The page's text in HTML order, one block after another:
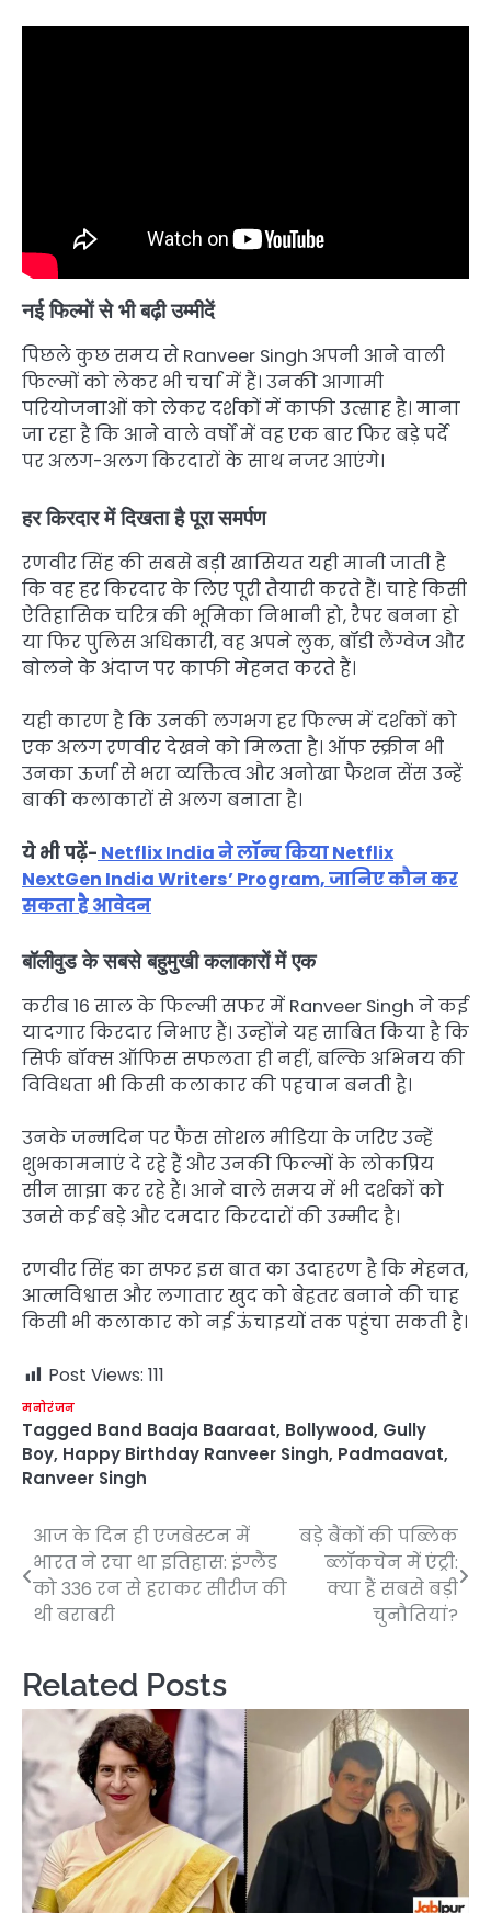
नई फिल्मों से भी बढ़ी उम्मीदें
पिछले कुछ समय से Ranveer Singh अपनी आने वाली
फिल्मों को लेकर भी चर्चा में हैं। उनकी आगामी
परियोजनाओं को लेकर दर्शकों में काफी उत्साह है। माना
जा रहा है कि आने वाले वर्षों में वह एक बार फिर बड़े पर्दे
पर अलग-अलग किरदारों के साथ नजर आएंगे।
हर किरदार में दिखता है पूरा समर्पण
रणवीर सिंह की सबसे बड़ी खासियत यही मानी जाती है
कि वह हर किरदार के लिए पूरी तैयारी करते हैं। चाहे किसी
ऐतिहासिक चरित्र की भूमिका निभानी हो, रैपर बनना हो
या फिर पुलिस अधिकारी, वह अपने लुक, बॉडी लैंग्वेज और
बोलने के अंदाज पर काफी मेहनत करते हैं।
यही कारण है कि उनकी लगभग हर फिल्म में दर्शकों को
एक अलग रणवीर देखने को मिलता है। ऑफ स्क्रीन भी
उनका ऊर्जा से भरा व्यक्तित्व और अनोखा फैशन सेंस उन्हें
बाकी कलाकारों से अलग बनाता है।
ये भी पढ़ें- Netflix India ने लॉन्च किया Netflix
NextGen India Writers’ Program, जानिए कौन कर
सकता है आवेदन
बॉलीवुड के सबसे बहुमुखी कलाकारों में एक
करीब 16 साल के फिल्मी सफर में Ranveer Singh ने कई
यादगार किरदार निभाए हैं। उन्होंने यह साबित किया है कि
सिर्फ बॉक्स ऑफिस सफलता ही नहीं, बल्कि अभिनय की
विविधता भी किसी कलाकार की पहचान बनती है।
उनके जन्मदिन पर फैंस सोशल मीडिया के जरिए उन्हें
शुभकामनाएं दे रहे हैं और उनकी फिल्मों के लोकप्रिय
सीन साझा कर रहे हैं। आने वाले समय में भी दर्शकों को
उनसे कई बड़े और दमदार किरदारों की उम्मीद है।
रणवीर सिंह का सफर इस बात का उदाहरण है कि मेहनत,
आत्मविश्वास और लगातार खुद को बेहतर बनाने की चाह
किसी भी कलाकार को नई ऊंचाइयों तक पहुंचा सकती है।
Post Views: 111
मनोरंजन
Tagged Band Baaja Baaraat, Bollywood, Gully
Boy, Happy Birthday Ranveer Singh, Padmaavat,
Ranveer Singh
Post
navigation
आज के दिन ही एजबेस्टन में
भारत ने रचा था इतिहास: इंग्लैंड
को 336 रन से हराकर सीरीज की
थी बराबरी
बड़े बैंकों की पब्लिक
ब्लॉकचेन में एंट्री:
क्या हैं सबसे बड़ी
चुनौतियां?
Related Posts